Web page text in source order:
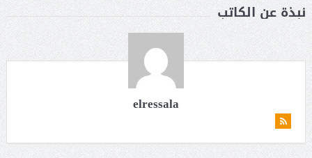
نبذة عن الكاتب
elressala